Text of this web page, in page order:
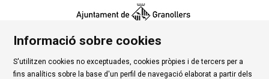
Contacte | Instància Genèrica | Alta Tercers |
Informació sobre cookies
S'utilitzen cookies no exceptuades, cookies pròpies i de tercers per a
fins analítics sobre la base d'un perfil de navegació elaborat a partir dels